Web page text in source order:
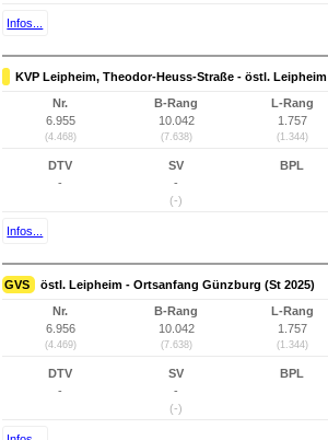
Infos...
KVP Leipheim, Theodor-Heuss-Straße - östl. Leipheim
Nr.
6.955
(4.468)
B-Rang
10.042
(7.638)
L-Rang
1.757
(1.344)
DTV
-
SV
-
(-)
BPL
Infos...
GVS östl. Leipheim - Ortsanfang Günzburg (St 2025)
Nr.
6.956
(4.469)
B-Rang
10.042
(7.638)
L-Rang
1.757
(1.344)
DTV
-
SV
-
(-)
BPL